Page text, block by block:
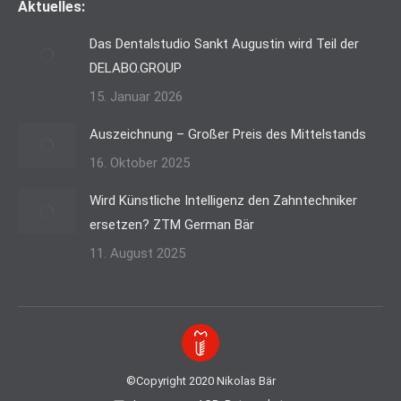
Aktuelles:
Das Dentalstudio Sankt Augustin wird Teil der
DELABO.GROUP
15. Januar 2026
Auszeichnung – Großer Preis des Mittelstands
16. Oktober 2025
Wird Künstliche Intelligenz den Zahntechniker
ersetzen? ZTM German Bär
11. August 2025
©Copyright 2020 Nikolas Bär